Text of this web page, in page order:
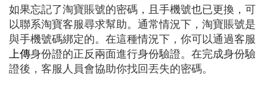
如果忘記了淘寶賬號的密碼，且手機號也已更換，可
以聯系淘寶客服尋求幫助。通常情況下，淘寶賬號是
與手機號碼綁定的。在這種情況下，你可以通過客服
上傳身份證的正反兩面進行身份驗證。在完成身份驗
證後，客服人員會協助你找回丟失的密碼。